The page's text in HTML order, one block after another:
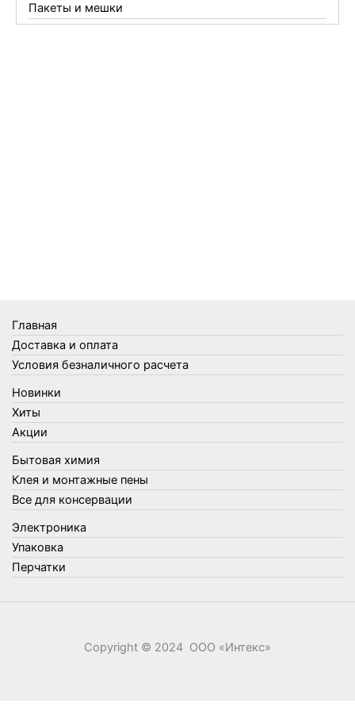
Пакеты и мешки
Перчатки
Товары для кухни
Товары для сада и огорода
Товары для туризма и отдыха
Упаковка
Утеплители и прочее
Фонари, лампы и удлинители
Хозяйственные товары
Швабры, стекломои, черенки и насадки
Шнуры, веревки и шпагаты
Электроника
Элементы питания
Главная
Доставка и оплата
Условия безналичного расчета
Новинки
Хиты
Акции
Бытовая химия
Клея и монтажные пены
Все для консервации
Электроника
Упаковка
Перчатки
Copyright © 2024 ООО «‎Интекс»‎